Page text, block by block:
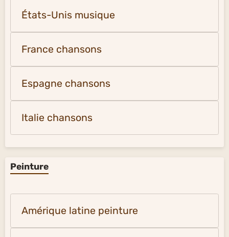
États-Unis musique
France chansons
Espagne chansons
Italie chansons
Peinture
Amérique latine peinture